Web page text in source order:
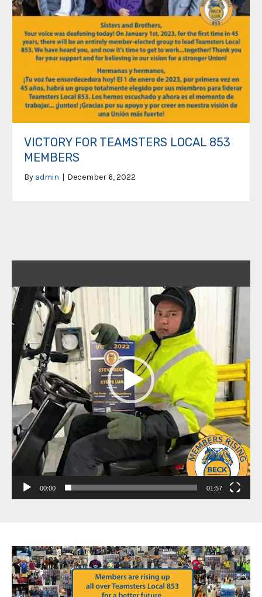
VICTORY FOR TEAMSTERS LOCAL 853
MEMBERS
By admin | December 6, 2022
Player
00:00 01:57